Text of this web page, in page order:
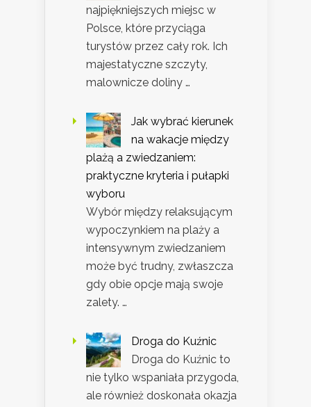
najpiękniejszych miejsc w
Polsce, które przyciąga
turystów przez cały rok. Ich
majestatyczne szczyty,
malownicze doliny …
Jak wybrać kierunek
na wakacje między
plażą a zwiedzaniem:
praktyczne kryteria i pułapki
wyboru
Wybór między relaksującym
wypoczynkiem na plaży a
intensywnym zwiedzaniem
może być trudny, zwłaszcza
gdy obie opcje mają swoje
zalety. …
Droga do Kuźnic
Droga do Kuźnic to
nie tylko wspaniała przygoda,
ale również doskonała okazja